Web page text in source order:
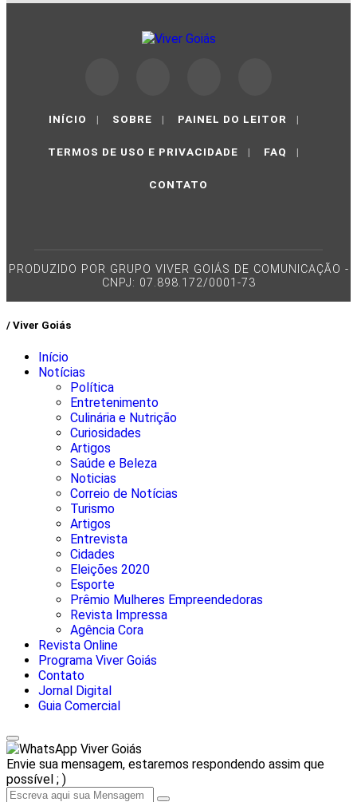
INÍCIO | SOBRE | PAINEL DO LEITOR |
TERMOS DE USO E PRIVACIDADE | FAQ |
CONTATO
PRODUZIDO POR GRUPO VIVER GOIÁS DE COMUNICAÇÃO -
CNPJ: 07.898.172/0001-73
/ Viver Goiás
Início
Notícias
Política
Entretenimento
Culinária e Nutrição
Curiosidades
Artigos
Saúde e Beleza
Noticias
Correio de Notícias
Turismo
Artigos
Entrevista
Cidades
Eleições 2020
Esporte
Prêmio Mulheres Empreendedoras
Revista Impressa
Agência Cora
Revista Online
Programa Viver Goiás
Contato
Jornal Digital
Guia Comercial
Viver Goiás
Envie sua mensagem, estaremos respondendo assim que
possível ; )